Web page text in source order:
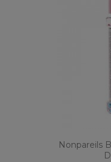
Nonpareils